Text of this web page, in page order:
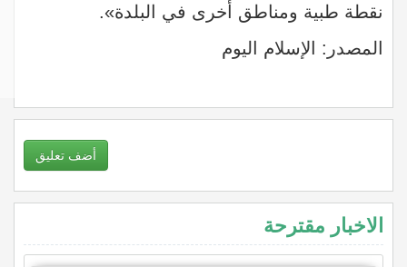
نقطة طبية ومناطق أخرى في البلدة».
المصدر: الإسلام اليوم
أضف تعليق
الاخبار مقترحة